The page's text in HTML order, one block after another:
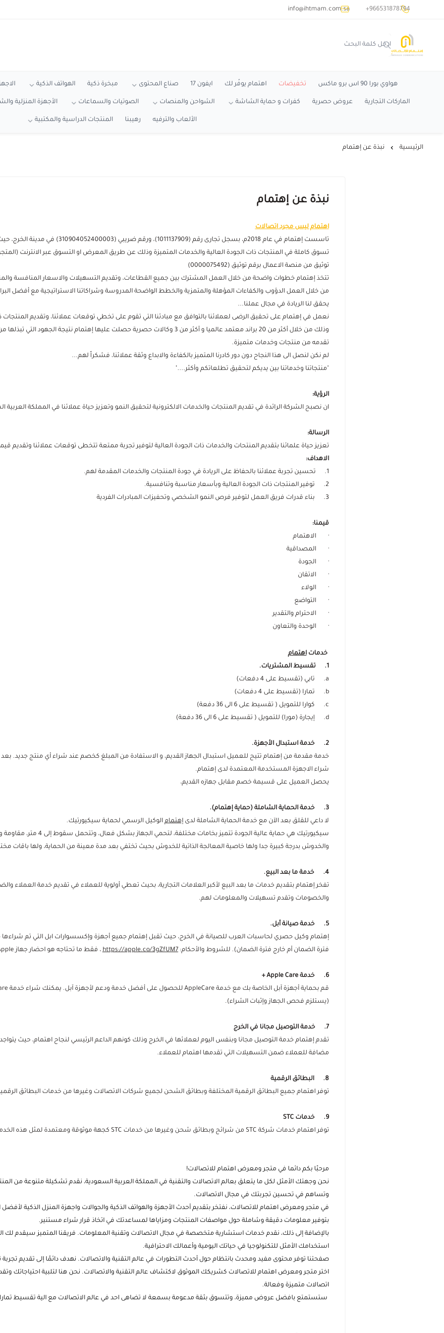
common.titles.skip_to_main_content
+966531878794
info@ihtmam.com.sa
اهتمام
هواوي بورا 90 اس برو ماكس تخفيضات اهتمام يوفّر لك ايفون 17 صناع المحتوى مبخرة ذكية الهواتف الذكية
الماركات التجارية عروض حصرية كفرات و حماية الشاشة الشواحن والمنصات الصوتيات والسماعات الأجهزة المنزلية
الألعاب والترفيه رهيبنا المنتجات الدراسية والمكتبية
الرئيسية نبذة عن إهتمام
نبذة عن إهتمام
اهتمام ليس مجرد اتصالات
تاسست إهتمام في عام 2018م، بسجل تجارى رقم
تسوق كاملة في المنتجات ذات الجودة العالية والخدمات المتميزة وذلك عن طريق المعرض او التسوق عبر الانترنت (المتجر
توثيق من منصة الاعمال برقم توثيق (0000075492)
تتخذ إهتمام خطوات واضحة من خلال العمل المشترك بين جميع القطاعات، وتقديم التسهيلات والاسعار المنافسة
من خلال العمل الدؤوب والكفاءات المؤهلة والمتمزية والخطط الواضحة المدروسة وشراكاتنا الاستراتيجية مع أفضل
يحقق لنا الريادة في مجال عملنا...
نعمل في إهتمام على تحقيق الرضى لعملائنا بالتوافق مع مبادئنا التي تقوم على تخطي توقعات عملائنا، وتقديم المنتجات
وذلك من خلال أكثر من 20 براند معتمد عالميا و أكثر من 3 وكالات حصرية حصلت عليها إهتمام نتيجة
تقدمه من منتجات وخدمات متميزة.
لم نكن لنصل الى هذا النجاح دون دور كادرنا المتميز بالكفاءة والابداع وثقة عملائنا، فشكراً لهم...
"منتجاتنا وخدماتنا بين يديكم لتحقيق تطلعاتكم وأكثر...."
الرؤية:
ان نصبح الشركة الرائدة في تقديم المنتجات والخدمات الالكترونية لتحقيق النمو وتعزيز حياة عملائنا في المملكة العربية
الرسالة:
تعزيز حياة علمائنا بتقديم المنتحات والخدمات ذات الجودة العالية لتوفير تجربة ممتعة تتخطى توقعات عملائنا وتقديم
الاهداف:
1. تحسين تجربة عملائنا بالحفاظ على الريادة في جودة المنتجات والخدمات المقدمة لهم.
2. توفير المنتجات ذات الجودة العالية وبأسعار مناسبة وتنافسية.
3. بناء قدرات فريق العمل لتوفير فرص النمو الشخصي وتحفيزات المبادرات الفردية
قيمنا:
· الاهتمام
· المصداقية
· الجودة
· الاتقان
· الولاء
· التواضع
· الاحترام والتقدير
· الوحدة والتعاون
خدماتاهتمام
1. تقسيط المشتريات.
a. تابي (تقسيط على 4 دفعات)
b. تمارا (تقسيط على 4 دفعات)
c. كوارا للتمويل ( تقسيط على 6 الى 36 دفعة)
d. إيجارة (مورا) للتمويل ( تقسيط على 6 الى 36 دفعة)
2. خدمة استبدال الأجهزة.
خدمة مقدمة من إهتمام تتيح للعميل استبدال الجهاز القديم، و الاستفادة من المبلغ كخصم عند شراء أي منتج جديد.
شراء الاجهزة المستخدمة المعتمدة لدى إهتمام.
يحصل العميل على قسيمة خصم مقابل جهازه القديم،
3. خدمة الحماية الشاملة (حماية إهتمام).
لا داعي للقلق بعد الآن مع خدمة الحماية الشاملة لدىإهتمام الوكيل الرسمي لحماية سيكيورتيك.
والخدوش بدرجة كبيرة جدا ولها خاصية المعالجة الذاتية للخدوش بحيث تختفي بعد مدة معينة من الحماية، ولها باقات
4. خدمة ما بعد البيع.
تفخر إهتمام بتقديم خدمات ما بعد البيع لأكبر العلامات التجارية، بحيث تعطي أولوية للعملاء في تقديم خدمة العملاء
والخصومات وتقدم تسهيلات والمعلومات لهم.
5. خدمة صيانة أبل.
إهتمام وكيل حصري لحاسبات العرب للصيانة في الخرج، حيث تقبل إهتمام جميع أجهزة وإكسسوارات ابل التي تم
فترة الضمان أم خارج فترة الضمان). للشروط والأحكام:https://apple.co/3gZfUM7، فقط ما تحتاجه هو احضار جهاز Apple الخاص بك إلى معرض إهتمام.
6. خدمة Apple Care +
(يستلزم فحص الجهاز وإثبات الشراء).
7. خدمة التوصيل مجانا في الخرج
تقدم إهتمام خدمة التوصيل مجانا وبنفس اليوم لعملائها في الخرج وذلك كونهم الداعم الرئيسي لنجاح اهتمام، حيث
مضافة للعملاء ضمن التسهيلات التي تقدمها اهتمام للعملاء.
8. البطائق الرقمية
توفر اهتمام جميع البطائق الرقمية المختلفة وبطائق الشحن لجميع شركات الاتصالات وغيرها من خدمات البطائق
9. خدمات STC
توفر اهتمام خدمات شركة STC من شرائح وبطائق شحن وغيرها من خدمات STC كجهة موثوقة ومعتمدة لمثل هذه الخدمات.
مرحبًا بكم دائما في متجر ومعرض اهتمام للاتصالات!
نحن وجهتك الأمثل لكل ما يتعلق بعالم الاتصالات والتقنية في المملكة العربية السعودية، نقدم تشكيلة متنوعة من
وتساهم في تحسين تجربتك في مجال الاتصالات.
في متجر ومعرض اهتمام للاتصالات، نفتخر بتقديم أحدث الأجهزة والهواتف الذكية والجوالات واجهزة المنزل الذكية لأفضل
بتوفير معلومات دقيقة وشاملة حول مواصفات المنتجات ومزاياها لمساعدتك في اتخاذ قرار شراء مستنير.
بالإضافة إلى ذلك، نقدم خدمات استشارية متخصصة في مجال الاتصالات وتقنية المعلومات. فريقنا المتميز سيقدم لك
استخدامك الأمثل للتكنولوجيا في حياتك اليومية وأعمالك الاحترافية.
صفحتنا توفر محتوى مفيد ومحدث بانتظام حول أحدث التطورات في عالم التقنية والاتصالات. نهدف دائمًا إلى تقديم
اختر متجر ومعرض اهتمام للاتصالات كشريكك الموثوق لاكتشاف عالم التقنية والاتصالات. نحن هنا لتلبية احتياجاتك
اتصالات متميزة وفعالة.
ستستمتع بافضل عروض مميزة، وتتسوق بثقة مدعومة بسمعة لا تضاهى احد في عالم الاتصالات مع الية تقسيط تمارا